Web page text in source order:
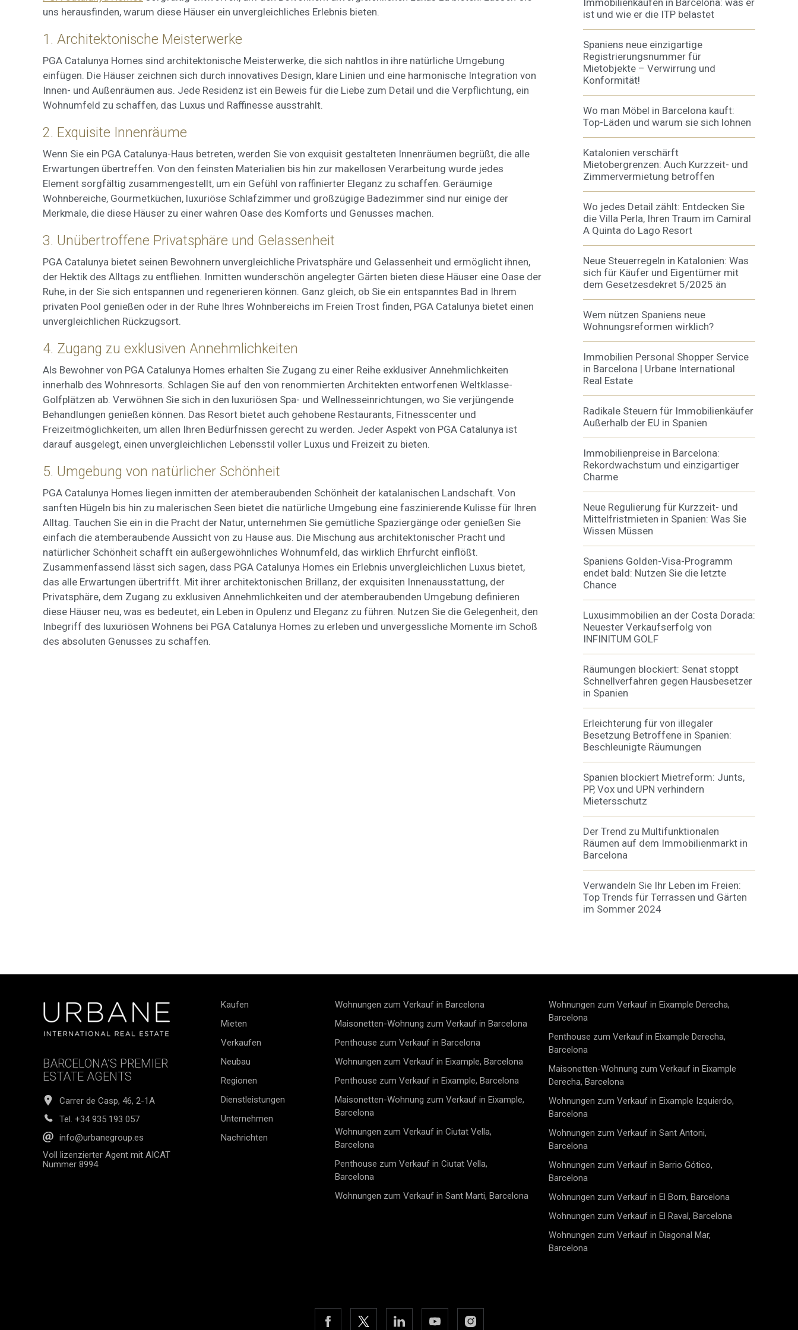
uns herausfinden, warum diese Häuser ein unvergleichliches Erlebnis bieten.
1. Architektonische Meisterwerke
PGA Catalunya Homes sind architektonische Meisterwerke, die sich nahtlos in ihre natürliche Umgebung
einfügen. Die Häuser zeichnen sich durch innovatives Design, klare Linien und eine harmonische Integration von
Innen- und Außenräumen aus. Jede Residenz ist ein Beweis für die Liebe zum Detail und die Verpflichtung, ein
Wohnumfeld zu schaffen, das Luxus und Raffinesse ausstrahlt.
2. Exquisite Innenräume
Wenn Sie ein PGA Catalunya-Haus betreten, werden Sie von exquisit gestalteten Innenräumen begrüßt, die alle
Erwartungen übertreffen. Von den feinsten Materialien bis hin zur makellosen Verarbeitung wurde jedes
Element sorgfältig zusammengestellt, um ein Gefühl von raffinierter Eleganz zu schaffen. Geräumige
Wohnbereiche, Gourmetküchen, luxuriöse Schlafzimmer und großzügige Badezimmer sind nur einige der
Merkmale, die diese Häuser zu einer wahren Oase des Komforts und Genusses machen.
3. Unübertroffene Privatsphäre und Gelassenheit
PGA Catalunya bietet seinen Bewohnern unvergleichliche Privatsphäre und Gelassenheit und ermöglicht ihnen,
der Hektik des Alltags zu entfliehen. Inmitten wunderschön angelegter Gärten bieten diese Häuser eine Oase der
Ruhe, in der Sie sich entspannen und regenerieren können. Ganz gleich, ob Sie ein entspanntes Bad in Ihrem
privaten Pool genießen oder in der Ruhe Ihres Wohnbereichs im Freien Trost finden, PGA Catalunya bietet einen
unvergleichlichen Rückzugsort.
4. Zugang zu exklusiven Annehmlichkeiten
Als Bewohner von PGA Catalunya Homes erhalten Sie Zugang zu einer Reihe exklusiver Annehmlichkeiten
innerhalb des Wohnresorts. Schlagen Sie auf den von renommierten Architekten entworfenen Weltklasse-
Golfplätzen ab. Verwöhnen Sie sich in den luxuriösen Spa- und Wellnesseinrichtungen, wo Sie verjüngende
Behandlungen genießen können. Das Resort bietet auch gehobene Restaurants, Fitnesscenter und
Freizeitmöglichkeiten, um allen Ihren Bedürfnissen gerecht zu werden. Jeder Aspekt von PGA Catalunya ist
darauf ausgelegt, einen unvergleichlichen Lebensstil voller Luxus und Freizeit zu bieten.
5. Umgebung von natürlicher Schönheit
PGA Catalunya Homes liegen inmitten der atemberaubenden Schönheit der katalanischen Landschaft. Von
sanften Hügeln bis hin zu malerischen Seen bietet die natürliche Umgebung eine faszinierende Kulisse für Ihren
Alltag. Tauchen Sie ein in die Pracht der Natur, unternehmen Sie gemütliche Spaziergänge oder genießen Sie
einfach die atemberaubende Aussicht von zu Hause aus. Die Mischung aus architektonischer Pracht und
natürlicher Schönheit schafft ein außergewöhnliches Wohnumfeld, das wirklich Ehrfurcht einflößt.
Zusammenfassend lässt sich sagen, dass PGA Catalunya Homes ein Erlebnis unvergleichlichen Luxus bietet,
das alle Erwartungen übertrifft. Mit ihrer architektonischen Brillanz, der exquisiten Innenausstattung, der
Privatsphäre, dem Zugang zu exklusiven Annehmlichkeiten und der atemberaubenden Umgebung definieren
diese Häuser neu, was es bedeutet, ein Leben in Opulenz und Eleganz zu führen. Nutzen Sie die Gelegenheit, den
Inbegriff des luxuriösen Wohnens bei PGA Catalunya Homes zu erleben und unvergessliche Momente im Schoß
des absoluten Genusses zu schaffen.
Immobilienkäufen in Barcelona: was er
ist und wie er die ITP belastet
Spaniens neue einzigartige
Registrierungsnummer für
Mietobjekte – Verwirrung und
Konformität!
Wo man Möbel in Barcelona kauft:
Top-Läden und warum sie sich lohnen
Katalonien verschärft
Mietobergrenzen: Auch Kurzzeit- und
Zimmervermietung betroffen
Wo jedes Detail zählt: Entdecken Sie
die Villa Perla, Ihren Traum im Camiral
A Quinta do Lago Resort
Neue Steuerregeln in Katalonien: Was
sich für Käufer und Eigentümer mit
dem Gesetzesdekret 5/2025 än
Wem nützen Spaniens neue
Wohnungsreformen wirklich?
Immobilien Personal Shopper Service
in Barcelona | Urbane International
Real Estate
Radikale Steuern für Immobilienkäufer
Außerhalb der EU in Spanien
Immobilienpreise in Barcelona:
Rekordwachstum und einzigartiger
Charme
Neue Regulierung für Kurzzeit- und
Mittelfristmieten in Spanien: Was Sie
Wissen Müssen
Spaniens Golden-Visa-Programm
endet bald: Nutzen Sie die letzte
Chance
Luxusimmobilien an der Costa Dorada:
Neuester Verkaufserfolg von
INFINITUM GOLF
Räumungen blockiert: Senat stoppt
Schnellverfahren gegen Hausbesetzer
in Spanien
Erleichterung für von illegaler
Besetzung Betroffene in Spanien:
Beschleunigte Räumungen
Spanien blockiert Mietreform: Junts,
PP, Vox und UPN verhindern
Mietersschutz
Der Trend zu Multifunktionalen
Räumen auf dem Immobilienmarkt in
Barcelona
Verwandeln Sie Ihr Leben im Freien:
Top Trends für Terrassen und Gärten
im Sommer 2024
BARCELONA’S PREMIER
ESTATE AGENTS
Carrer de Casp, 46, 2-1A
Tel. +34 935 193 057
info@urbanegroup.es
Voll lizenzierter Agent mit AICAT
Nummer 8994
Kaufen
Mieten
Verkaufen
Neubau
Regionen
Dienstleistungen
Unternehmen
Nachrichten
Wohnungen zum Verkauf in Barcelona
Maisonetten-Wohnung zum Verkauf in Barcelona
Penthouse zum Verkauf in Barcelona
Wohnungen zum Verkauf in Eixample, Barcelona
Penthouse zum Verkauf in Eixample, Barcelona
Maisonetten-Wohnung zum Verkauf in Eixample,
Barcelona
Wohnungen zum Verkauf in Ciutat Vella,
Barcelona
Penthouse zum Verkauf in Ciutat Vella,
Barcelona
Wohnungen zum Verkauf in Sant Marti, Barcelona
Wohnungen zum Verkauf in Eixample Derecha,
Barcelona
Penthouse zum Verkauf in Eixample Derecha,
Barcelona
Maisonetten-Wohnung zum Verkauf in Eixample
Derecha, Barcelona
Wohnungen zum Verkauf in Eixample Izquierdo,
Barcelona
Wohnungen zum Verkauf in Sant Antoni,
Barcelona
Wohnungen zum Verkauf in Barrio Gótico,
Barcelona
Wohnungen zum Verkauf in El Born, Barcelona
Wohnungen zum Verkauf in El Raval, Barcelona
Wohnungen zum Verkauf in Diagonal Mar,
Barcelona
Marketing und Publizität
Diese Cookies werden verwendet, um Informationen über die Präferenzen und
persönlichen Entscheidungen des Benutzers durch die kontinuierliche Beobachtung
seiner Surfgewohnheiten zu speichern. Dank ihnen können wir die Surfgewohnheiten
auf der Website kennen und Werbung in Bezug auf das Surfprofil des Benutzers
anzeigen.
Konfiguration speichern Alle akzeptieren